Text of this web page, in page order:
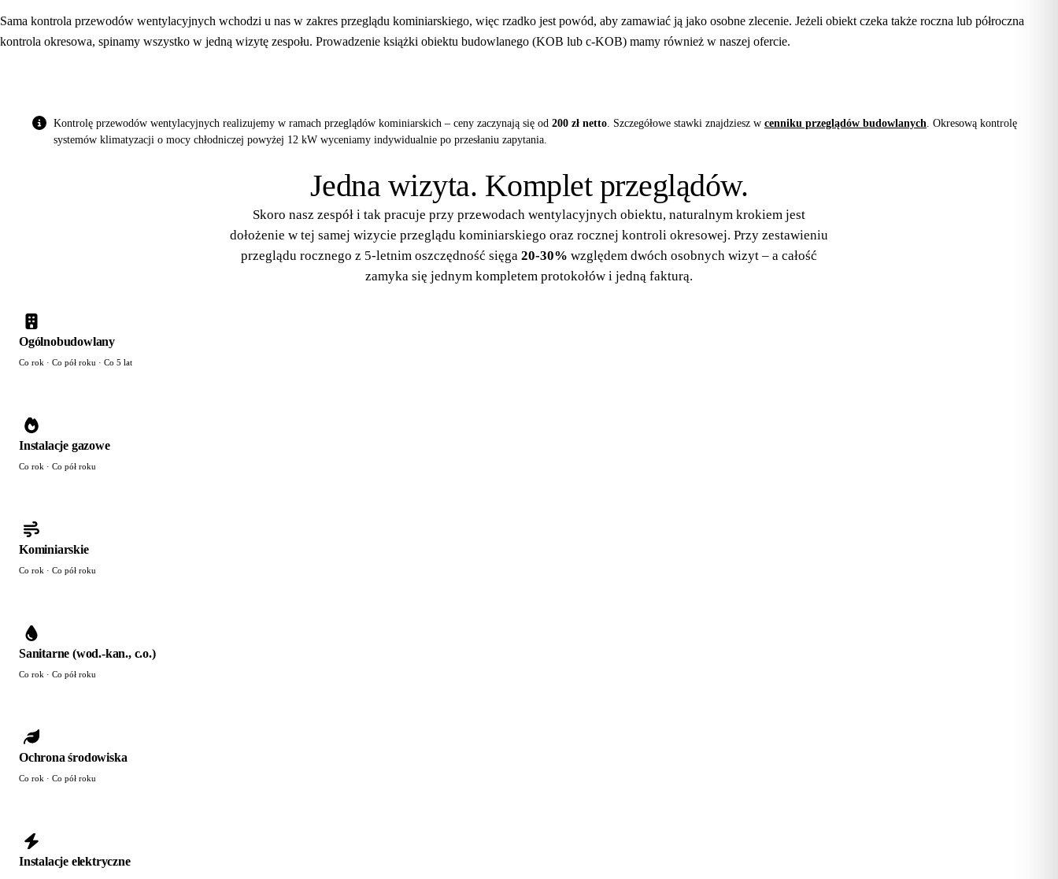
Sama kontrola przewodów wentylacyjnych wchodzi u nas w zakres przeglądu kominiarskiego, więc rzadko jest powód, aby zamawiać ją jako osobne zlecenie. Jeżeli obiekt czeka także roczna lub półroczna
kontrola okresowa, spinamy wszystko w jedną wizytę zespołu. Prowadzenie książki obiektu budowlanego (KOB lub c-KOB) mamy również w naszej ofercie.
Kontrolę przewodów wentylacyjnych realizujemy w ramach przeglądów kominiarskich – ceny zaczynają się od 200 zł netto . Szczegółowe stawki znajdziesz w cenniku przeglądów budowlanych . Okresową kontrolę
systemów klimatyzacji o mocy chłodniczej powyżej 12 kW wyceniamy indywidualnie po przesłaniu zapytania.
Jedna wizyta. Komplet przeglądów.
Skoro nasz zespół i tak pracuje przy przewodach wentylacyjnych obiektu, naturalnym krokiem jest
dołożenie w tej samej wizycie przeglądu kominiarskiego oraz rocznej kontroli okresowej. Przy zestawieniu
przeglądu rocznego z 5-letnim oszczędność sięga 20-30% względem dwóch osobnych wizyt – a całość
zamyka się jednym kompletem protokołów i jedną fakturą.
Ogólnobudowlany
Co rok · Co pół roku · Co 5 lat
Instalacje gazowe
Co rok · Co pół roku
Kominiarskie
Co rok · Co pół roku
Sanitarne (wod.-kan., c.o.)
Co rok · Co pół roku
Ochrona środowiska
Co rok · Co pół roku
Instalacje elektryczne